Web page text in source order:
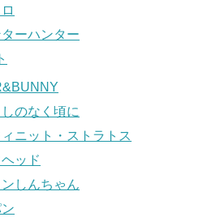
ーハンター
のなく頃に
ニット・ストラトス
ッド
しんちゃん